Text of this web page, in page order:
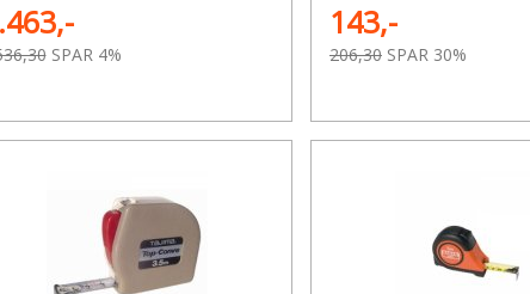
SPAR 4%
143,-
206,30 SPAR 30%